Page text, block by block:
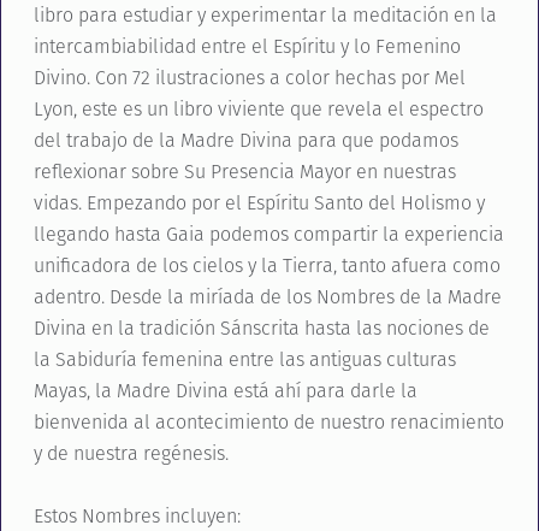
libro para estudiar y experimentar la meditación en la
intercambiabilidad entre el Espíritu y lo Femenino
Divino. Con 72 ilustraciones a color hechas por Mel
Lyon, este es un libro viviente que revela el espectro
del trabajo de la Madre Divina para que podamos
reflexionar sobre Su Presencia Mayor en nuestras
vidas. Empezando por el Espíritu Santo del Holismo y
llegando hasta Gaia podemos compartir la experiencia
unificadora de los cielos y la Tierra, tanto afuera como
adentro. Desde la miríada de los Nombres de la Madre
Divina en la tradición Sánscrita hasta las nociones de
la Sabiduría femenina entre las antiguas culturas
Mayas, la Madre Divina está ahí para darle la
bienvenida al acontecimiento de nuestro renacimiento
y de nuestra regénesis.
Estos Nombres incluyen: